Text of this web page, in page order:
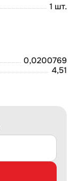
1 шт.
0,0200769
4,51